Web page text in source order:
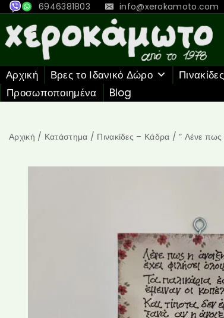
6946381803 info@xerokamoto.com
Αρχική Βρες το Ιδανικό Δώρο
Προσωποποιημένα
Blog
Αρχική / Κατάστημα / Πινακίδες – Κάδρα / ” Λένε